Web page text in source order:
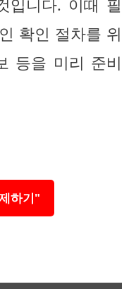
입니다. 이때 필
확인 절차를 위
등을 미리 준비
하기"